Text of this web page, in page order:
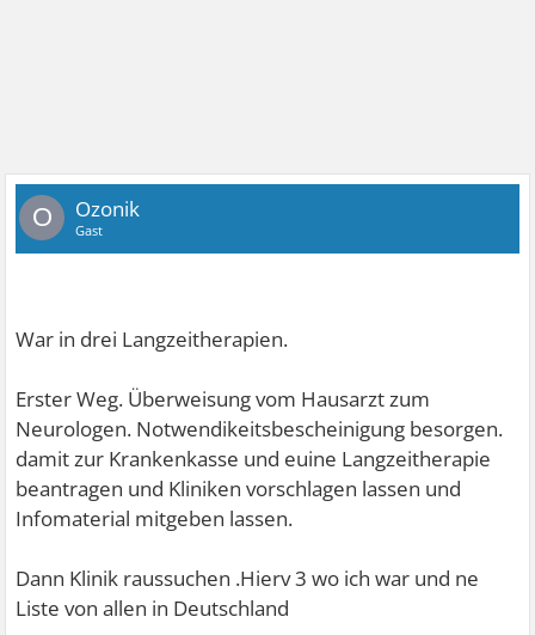
O Ozonik
Gast
War in drei Langzeitherapien.
Erster Weg. Überweisung vom Hausarzt zum
Neurologen. Notwendikeitsbescheinigung besorgen.
damit zur Krankenkasse und euine Langzeitherapie
beantragen und Kliniken vorschlagen lassen und
Infomaterial mitgeben lassen.
Dann Klinik raussuchen .Hierv 3 wo ich war und ne
Liste von allen in Deutschland